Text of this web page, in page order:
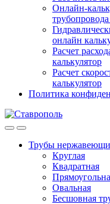
Онлайн-
онлайн
Расчет
калькулятор
Расчет
калькулятор
Политика
Трубы
Круглая
Квадратная
Овальная
Бесшовная